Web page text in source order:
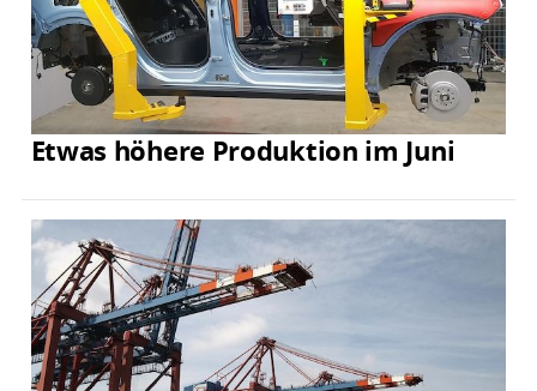
Etwas höhere Produktion im Juni